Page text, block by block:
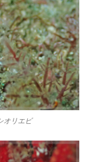
オリエビ